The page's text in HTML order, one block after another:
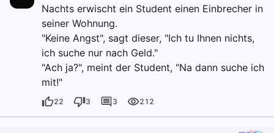
Nachts erwischt ein Student einen Einbrecher in
seiner Wohnung.
"Keine Angst", sagt dieser, "Ich tu Ihnen nichts,
ich suche nur nach Geld."
"Ach ja?", meint der Student, "Na dann suche ich
mit!"
22 3 3 212